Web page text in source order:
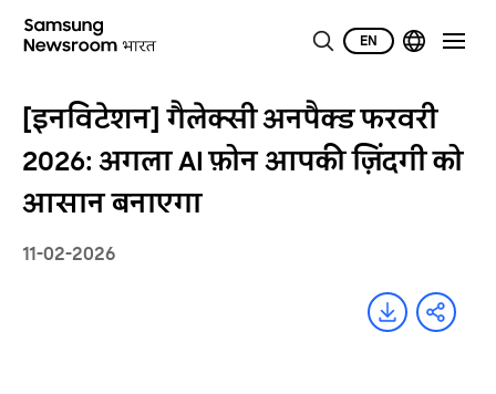
EN
[इनविटेशन] गैलेक्सी अनपैक्ड फरवरी
2026: अगला AI फ़ोन आपकी ज़िंदगी को
आसान बनाएगा
11-02-2026